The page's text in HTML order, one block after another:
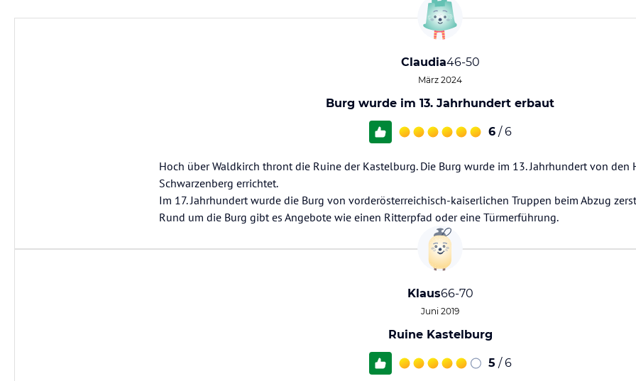
Claudia46-50
März 2024
Burg wurde im 13. Jahrhundert erbaut
6 / 6
Hoch über Waldkirch thront die Ruine der Kastelburg. Die Burg wurde im 13. Jahrhundert von den
Schwarzenberg errichtet.
Im 17. Jahrhundert wurde die Burg von vorderösterreichisch-kaiserlichen Truppen beim Abzug
Rund um die Burg gibt es Angebote wie einen Ritterpfad oder eine Türmerführung.
Klaus66-70
Juni 2019
Ruine Kastelburg
5 / 6